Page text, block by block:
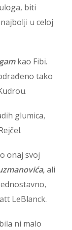
biti
u celoj
kao Fibi.
tako
glumica,
onaj svoj
, ali
LeBlanck.
ni malo